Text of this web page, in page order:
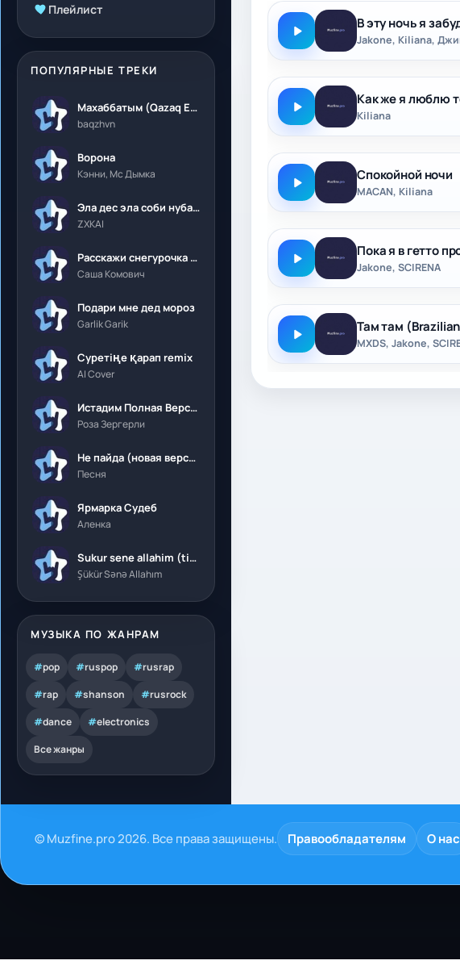
Плейлист
ПОПУЛЯРНЫЕ ТРЕКИ
Махаббатым (Qazaq Edition)
baqzhvn
Ворона
Кэнни, Мс Дымка
Эла дес эла соби нубалеприсон
ZXKAI
Расскажи снегурочка где была
Саша Комович
Подари мне дед мороз
Garlik Garik
Суретіңе қарап remix
AI Cover
Истадим Полная Версия
Роза Зергерли
Не пайда (новая версия)
Песня
Ярмарка Судеб
Аленка
Sukur sene allahim (tik tok)
Şükür Sənə Allahım
МУЗЫКА ПО ЖАНРАМ
#pop #ruspop #rusrap
#rap #shanson #rusrock
#dance #electronics
Все жанры
В эту ночь я
Jakone, Kiliana,
Как же я люблю
Kiliana
Спокойной ночи
MACAN, Kiliana
Пока я в гетто
Jakone, SCIRENA
Там там
MXDS, Jakone,
© Muzfine.pro 2026. Все права защищены. Правообладателям О нас